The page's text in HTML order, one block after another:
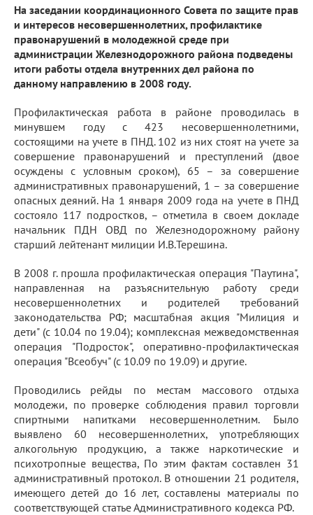
На заседании координационного Совета по защите прав
и интересов несовершеннолетних, профилактике
правонарушений в молодежной среде при
администрации Железнодорожного района подведены
итоги работы отдела внутренних дел района по
данному направлению в 2008 году.
Профилактическая работа в районе проводилась в
минувшем году с 423 несовершеннолетними,
состоящими на учете в ПНД. 102 из них стоят на учете за
совершение правонарушений и преступлений (двое
осуждены с условным сроком), 65 – за совершение
административных правонарушений, 1 – за совершение
опасных деяний. На 1 января 2009 года на учете в ПНД
состояло 117 подростков, – отметила в своем докладе
начальник ПДН ОВД по Железнодорожному району
старший лейтенант милиции И.В.Терешина.
В 2008 г. прошла профилактическая операция "Паутина",
направленная на разъяснительную работу среди
несовершеннолетних и родителей требований
законодательства РФ; масштабная акция "Милиция и
дети" (с 10.04 по 19.04); комплексная межведомственная
операция "Подросток", оперативно-профилактическая
операция "Всеобуч" (с 10.09 по 19.09) и другие.
Проводились рейды по местам массового отдыха
молодежи, по проверке соблюдения правил торговли
спиртными напитками несовершеннолетним. Было
выявлено 60 несовершеннолетних, употребляющих
алкогольную продукцию, а также наркотические и
психотропные вещества, По этим фактам составлен 31
административный протокол. В отношении 21 родителя,
имеющего детей до 16 лет, составлены материалы по
соответствующей статье Административного кодекса РФ.